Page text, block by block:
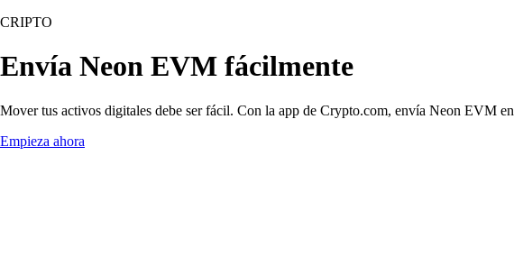
CRIPTO
Envía Neon EVM fácilmente
Mover tus activos digitales debe ser fácil. Con la app de Crypto.com, envía Neon EVM
Empieza ahora